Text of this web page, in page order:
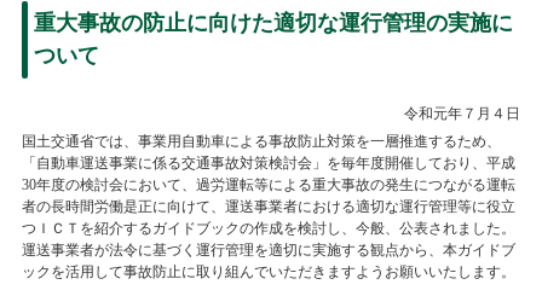
重大事故の防止に向けた適切な運行管理の実施に
ついて
令和元年７月４日
国土交通省では、事業用自動車による事故防止対策を一層推進するため、
「自動車運送事業に係る交通事故対策検討会」を毎年度開催しており、平成
30年度の検討会において、過労運転等による重大事故の発生につながる運転
者の長時間労働是正に向けて、運送事業者における適切な運行管理等に役立
つＩＣＴを紹介するガイドブックの作成を検討し、今般、公表されました。
運送事業者が法令に基づく運行管理を適切に実施する観点から、本ガイドブ
ックを活用して事故防止に取り組んでいただきますようお願いいたします。